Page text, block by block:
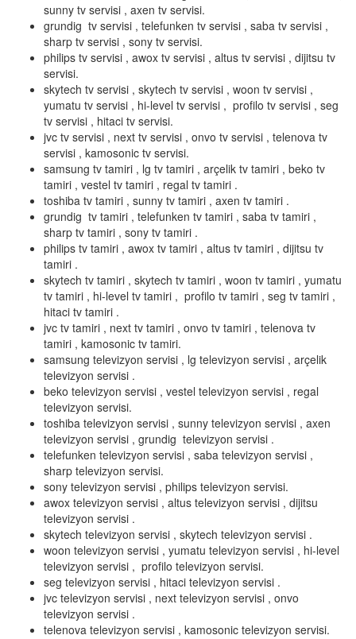
sunny tv servisi , axen tv servisi.
grundig tv servisi , telefunken tv servisi , saba tv servisi ,
sharp tv servisi , sony tv servisi.
philips tv servisi , awox tv servisi , altus tv servisi , dijitsu tv
servisi.
skytech tv servisi , skytech tv servisi , woon tv servisi ,
yumatu tv servisi , hi-level tv servisi , profilo tv servisi , seg
tv servisi , hitaci tv servisi.
jvc tv servisi , next tv servisi , onvo tv servisi , telenova tv
servisi , kamosonic tv servisi.
samsung tv tamiri , lg tv tamiri , arçelik tv tamiri , beko tv
tamiri , vestel tv tamiri , regal tv tamiri .
toshiba tv tamiri , sunny tv tamiri , axen tv tamiri .
grundig tv tamiri , telefunken tv tamiri , saba tv tamiri ,
sharp tv tamiri , sony tv tamiri .
philips tv tamiri , awox tv tamiri , altus tv tamiri , dijitsu tv
tamiri .
skytech tv tamiri , skytech tv tamiri , woon tv tamiri , yumatu
tv tamiri , hi-level tv tamiri , profilo tv tamiri , seg tv tamiri ,
hitaci tv tamiri .
jvc tv tamiri , next tv tamiri , onvo tv tamiri , telenova tv
tamiri , kamosonic tv tamiri.
samsung televizyon servisi , lg televizyon servisi , arçelik
televizyon servisi .
beko televizyon servisi , vestel televizyon servisi , regal
televizyon servisi.
toshiba televizyon servisi , sunny televizyon servisi , axen
televizyon servisi , grundig televizyon servisi .
telefunken televizyon servisi , saba televizyon servisi ,
sharp televizyon servisi.
sony televizyon servisi , philips televizyon servisi.
awox televizyon servisi , altus televizyon servisi , dijitsu
televizyon servisi .
skytech televizyon servisi , skytech televizyon servisi .
woon televizyon servisi , yumatu televizyon servisi , hi-level
televizyon servisi , profilo televizyon servisi.
seg televizyon servisi , hitaci televizyon servisi .
jvc televizyon servisi , next televizyon servisi , onvo
televizyon servisi .
telenova televizyon servisi , kamosonic televizyon servisi.